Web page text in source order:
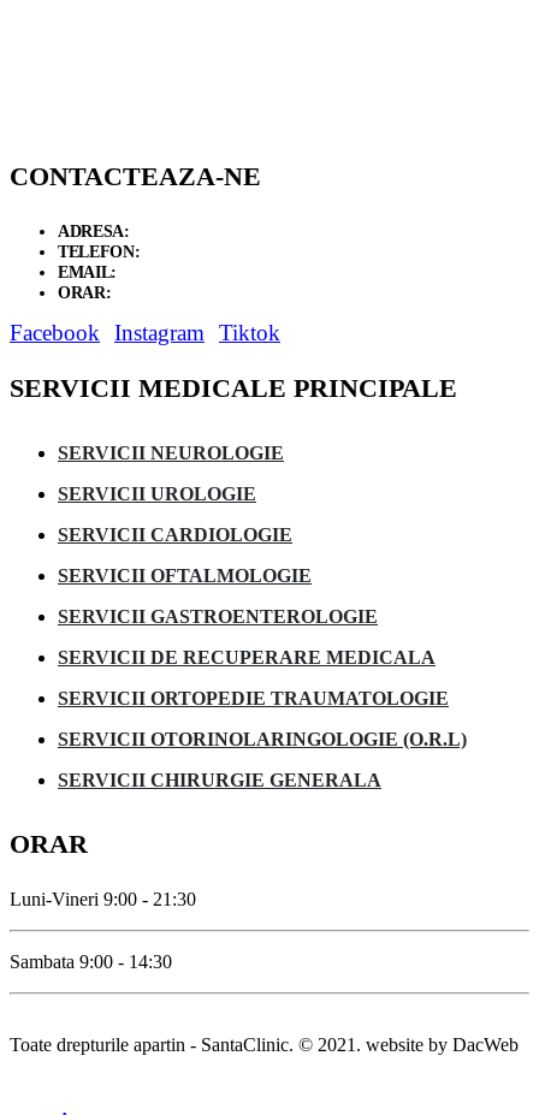
CONTACTEAZA-NE
ADRESA:
TELEFON:
EMAIL:
ORAR:
Facebook Instagram Tiktok
SERVICII MEDICALE PRINCIPALE
SERVICII NEUROLOGIE
SERVICII UROLOGIE
SERVICII CARDIOLOGIE
SERVICII OFTALMOLOGIE
SERVICII GASTROENTEROLOGIE
SERVICII DE RECUPERARE MEDICALA
SERVICII ORTOPEDIE TRAUMATOLOGIE
SERVICII OTORINOLARINGOLOGIE (O.R.L)
SERVICII CHIRURGIE GENERALA
ORAR
Luni-Vineri 9:00 - 21:30
Sambata 9:00 - 14:30
Toate drepturile apartin - SantaClinic. © 2021. website by DacWeb